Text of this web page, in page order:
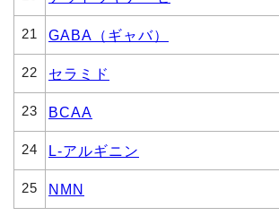
21 GABA（ギャバ）
22 セラミド
23 BCAA
24 L-アルギニン
25 NMN